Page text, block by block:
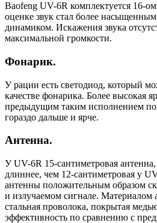
Baofeng UV-6R комплектуется 16-
оценке звук стал более
динамиком. Искажения звука
максимальной громкости.
Фонарик.
У рации есть светодиод, который
качестве фонарика. Более высокая
предыдущим таким исполнением
гораздо дальше и ярче.
Антенна.
У UV-6R 15-сантиметровая антенна,
длиннее, чем 12-сантиметровая у
антенны положительным образом
и излучаемом сигнале. Материалом
стальная проволока, покрытая
эффективность по сравнению с